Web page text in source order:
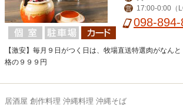
営
17:00‐0:00（
日は5:00まで営業
098-
【激安】毎月９日がつく日は、牧場直送特選肉がなん
格の９９９円
居酒屋 創作料理 沖縄料理 沖縄そば